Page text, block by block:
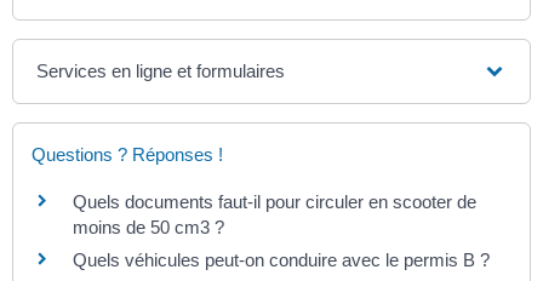
Services en ligne et formulaires
Questions ? Réponses !
Quels documents faut-il pour circuler en scooter de
moins de 50 cm3 ?
Quels véhicules peut-on conduire avec le permis B ?